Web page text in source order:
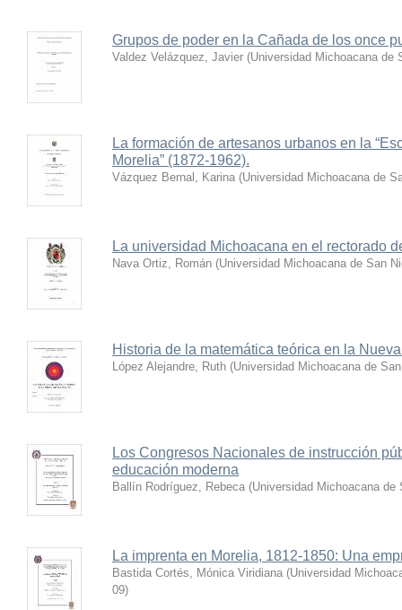
Grupos de poder en la Cañada de los once
Valdez Velázquez, Javier (Universidad Michoacana de
La formación de artesanos urbanos en la
Morelia” (1872-1962).
Vázquez Bernal, Karina (Universidad Michoacana de
La universidad Michoacana en el rectorado
Nava Ortiz, Román (Universidad Michoacana de San
Historia de la matemática teórica en la
López Alejandre, Ruth (Universidad Michoacana de
Los Congresos Nacionales de instrucción
educación moderna
Ballín Rodríguez, Rebeca (Universidad Michoacana de
La imprenta en Morelia, 1812-1850: Una
Bastida Cortés, Mónica Viridiana (Universidad
09)